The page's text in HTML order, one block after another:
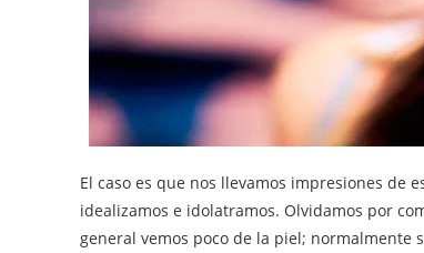
El caso es que nos llevamos impresiones de
idealizamos e idolatramos. Olvidamos por
general vemos poco de la piel; normalmente